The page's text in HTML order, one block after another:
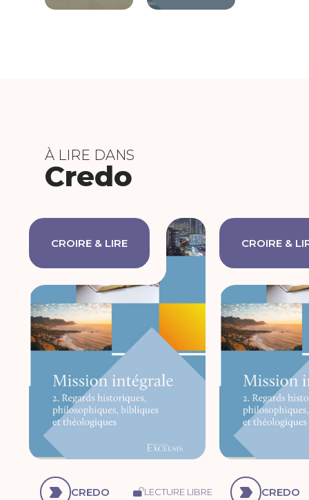
À LIRE DANS
Credo
CROIRE & LIRE
CREDO LECTURE LIBRE
CROIRE &
CREDO